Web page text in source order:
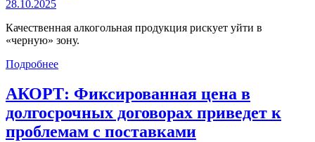
28.10.2025
Качественная алкогольная продукция рискует уйти в
«черную» зону.
Подробнее
АКОРТ: Фиксированная цена в
долгосрочных договорах приведет к
проблемам с поставками